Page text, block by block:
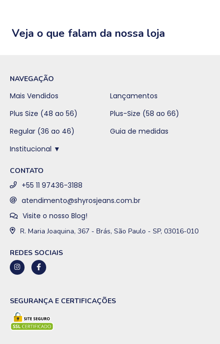
Veja o que falam da nossa loja
NAVEGAÇÃO
Mais Vendidos
Lançamentos
Plus Size (48 ao 56)
Plus-Size (58 ao 66)
Regular (36 ao 46)
Guia de medidas
Institucional ▼
CONTATO
+55 11 97436-3188
atendimento@shyrosjeans.com.br
Visite o nosso Blog!
R. Maria Joaquina, 367 - Brás, São Paulo - SP, 03016-010
REDES SOCIAIS
SEGURANÇA E CERTIFICAÇÕES